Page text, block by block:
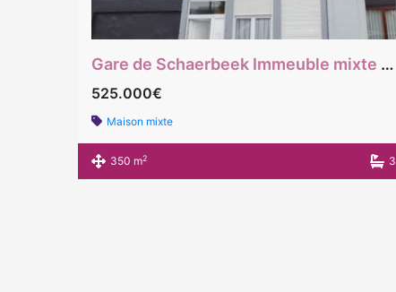
Gare de Schaerbeek Immeuble mixte de rapport rez commerce , 1er une chambre, 2eme et 3ème: 3 chambres
525.000€
Maison mixte
350 m2 3